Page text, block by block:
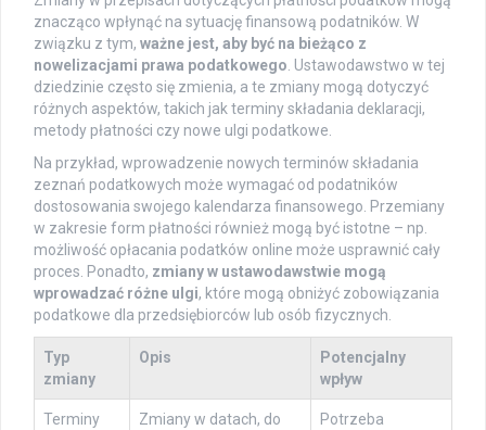
znacząco wpłynąć na sytuację finansową podatników. W
związku z tym, ważne jest, aby być na bieżąco z
nowelizacjami prawa podatkowego. Ustawodawstwo w tej
dziedzinie często się zmienia, a te zmiany mogą dotyczyć
różnych aspektów, takich jak terminy składania deklaracji,
metody płatności czy nowe ulgi podatkowe.
Na przykład, wprowadzenie nowych terminów składania
zeznań podatkowych może wymagać od podatników
dostosowania swojego kalendarza finansowego. Przemiany
w zakresie form płatności również mogą być istotne – np.
możliwość opłacania podatków online może usprawnić cały
proces. Ponadto, zmiany w ustawodawstwie mogą
wprowadzać różne ulgi, które mogą obniżyć zobowiązania
podatkowe dla przedsiębiorców lub osób fizycznych.
Typ
zmiany
Opis
Potencjalny
wpływ
Terminy
Zmiany w datach, do
Potrzeba